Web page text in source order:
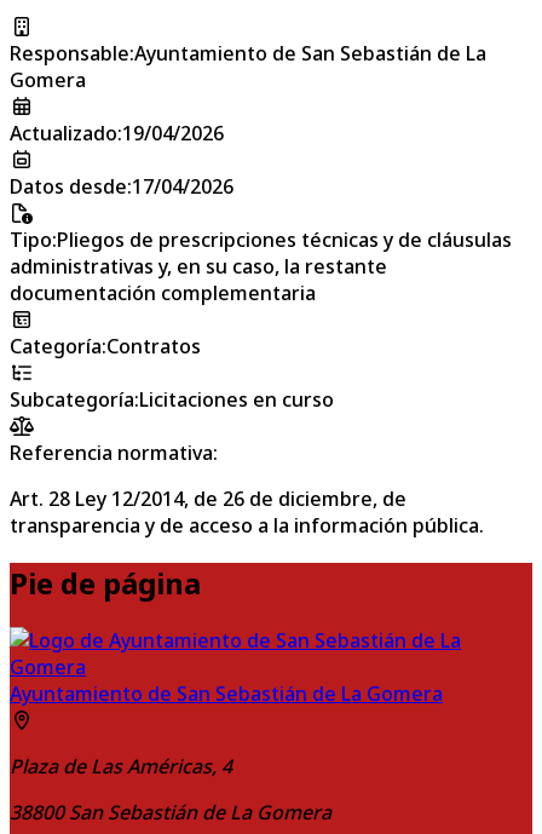
Responsable:Ayuntamiento de San Sebastián de La
Gomera
Actualizado:19/04/2026
Datos desde:17/04/2026
Tipo:Pliegos de prescripciones técnicas y de cláusulas
administrativas y, en su caso, la restante
documentación complementaria
Categoría:Contratos
Subcategoría:Licitaciones en curso
Referencia normativa:
Art. 28 Ley 12/2014, de 26 de diciembre, de
transparencia y de acceso a la información pública.
Pie de página
Ayuntamiento de San Sebastián de La Gomera
Plaza de Las Américas, 4
38800 San Sebastián de La Gomera